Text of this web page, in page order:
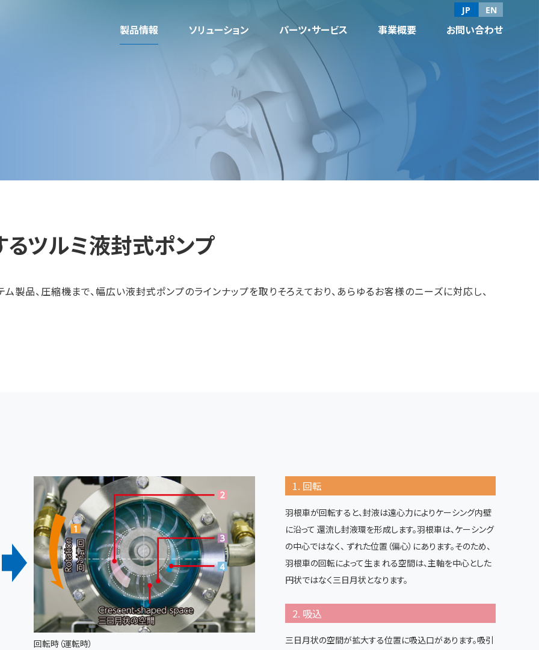
製品情報 ソリューション パーツ・サービス 事業概要 お問い合わせ
JP EN
ツルミ液封式ポンプ
品、圧縮機まで、幅広い液封式ポンプのラインナップを取りそろえており、あらゆるお客様のニーズに対応し、
回転時（運転時）
1. 回転
羽根車が回転すると、封液は遠心力によりケーシング内壁
に沿って 還流し封液環を形成します。羽根車は、ケーシング
の中心ではなく、 ずれた位置（偏心）にあります。そのため、
羽根車の回転によって生ま れる空間は、主軸を中心とした
円状ではなく三日月状となります。
2. 吸込
三日月状の空間が拡大する位置に吸込口があります。吸引